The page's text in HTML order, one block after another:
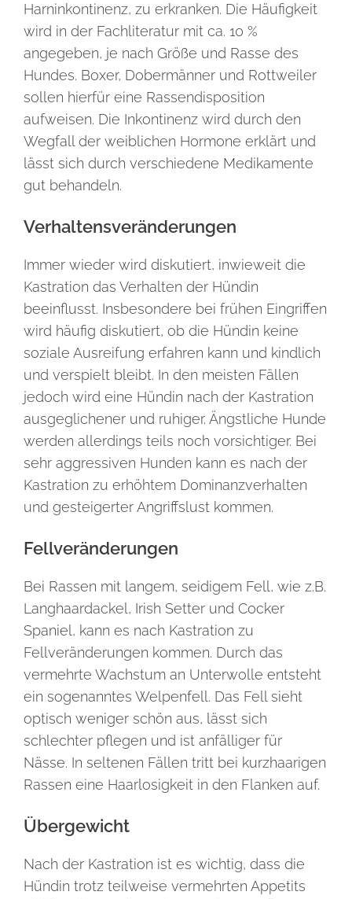
Harninkontinenz, zu erkranken. Die Häufigkeit
wird in der Fachliteratur mit ca. 10 %
angegeben, je nach Größe und Rasse des
Hundes. Boxer, Dobermänner und Rottweiler
sollen hierfür eine Rassendisposition
aufweisen. Die Inkontinenz wird durch den
Wegfall der weiblichen Hormone erklärt und
lässt sich durch verschiedene Medikamente
gut behandeln.
Verhaltensveränderungen
Immer wieder wird diskutiert, inwieweit die
Kastration das Verhalten der Hündin
beeinflusst. Insbesondere bei frühen Eingriffen
wird häufig diskutiert, ob die Hündin keine
soziale Ausreifung erfahren kann und kindlich
und verspielt bleibt. In den meisten Fällen
jedoch wird eine Hündin nach der Kastration
ausgeglichener und ruhiger. Ängstliche Hunde
werden allerdings teils noch vorsichtiger. Bei
sehr aggressiven Hunden kann es nach der
Kastration zu erhöhtem Dominanzverhalten
und gesteigerter Angriffslust kommen.
Fellveränderungen
Bei Rassen mit langem, seidigem Fell, wie z.B.
Langhaardackel, Irish Setter und Cocker
Spaniel, kann es nach Kastration zu
Fellveränderungen kommen. Durch das
vermehrte Wachstum an Unterwolle entsteht
ein sogenanntes Welpenfell. Das Fell sieht
optisch weniger schön aus, lässt sich
schlechter pflegen und ist anfälliger für
Nässe. In seltenen Fällen tritt bei kurzhaarigen
Rassen eine Haarlosigkeit in den Flanken auf.
Übergewicht
Nach der Kastration ist es wichtig, dass die
Hündin trotz teilweise vermehrten Appetits